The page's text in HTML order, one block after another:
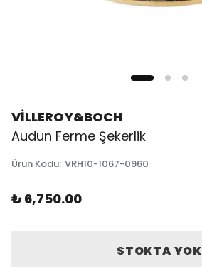
VİLLEROY&BOCH
Audun Ferme Şekerlik
Ürün Kodu: VRH10-1067-0960
₺ 6,750.00
STOKTA YOK